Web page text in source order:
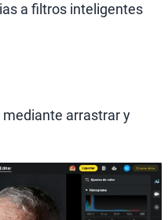
a filtros inteligentes
mediante arrastrar y